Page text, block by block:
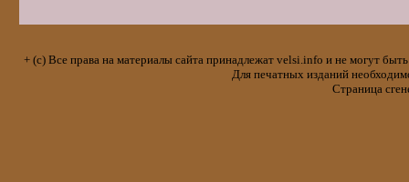
+ (с) Все права на материалы сайта принадлежат velsi.info и не могут
Для печатных изданий
Страница